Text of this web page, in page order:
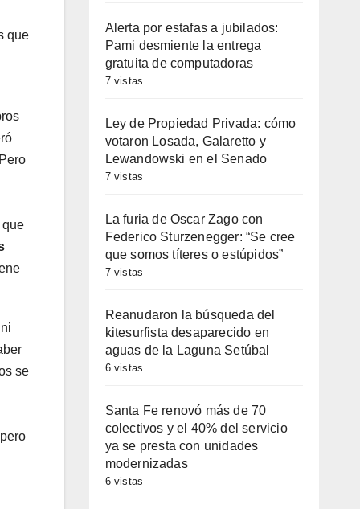
que
que
se
Alerta por estafas a jubilados:
Pami desmiente la entrega
gratuita de computadoras
7 vistas
Ley de Propiedad Privada: cómo
votaron Losada, Galaretto y
Lewandowski en el Senado
7 vistas
La furia de Oscar Zago con
Federico Sturzenegger: “Se cree
que somos títeres o estúpidos”
7 vistas
Reanudaron la búsqueda del
kitesurfista desaparecido en
aguas de la Laguna Setúbal
6 vistas
Santa Fe renovó más de 70
colectivos y el 40% del servicio
ya se presta con unidades
modernizadas
6 vistas